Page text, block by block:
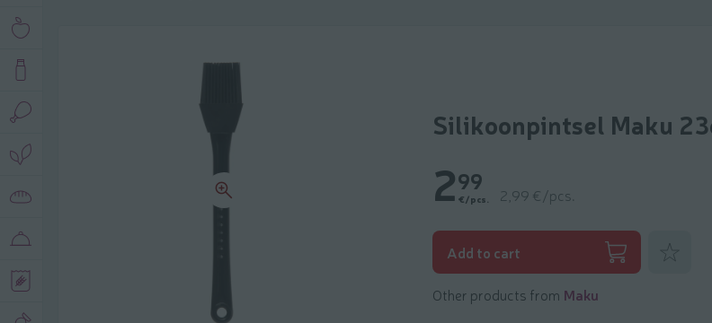
Silikoonpintsel Maku
299
€/pcs. 2,99 €/pcs.
Add to cart
Other products from Maku